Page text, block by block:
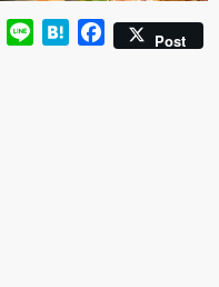
Line HatenaFacebook
Post